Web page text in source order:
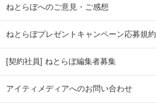
ねとらぼへのご意見・ご感想
ねとらぼプレゼントキャンペーン応募規約
[契約社員] ねとらぼ編集者募集
アイティメディアへのお問い合わせ